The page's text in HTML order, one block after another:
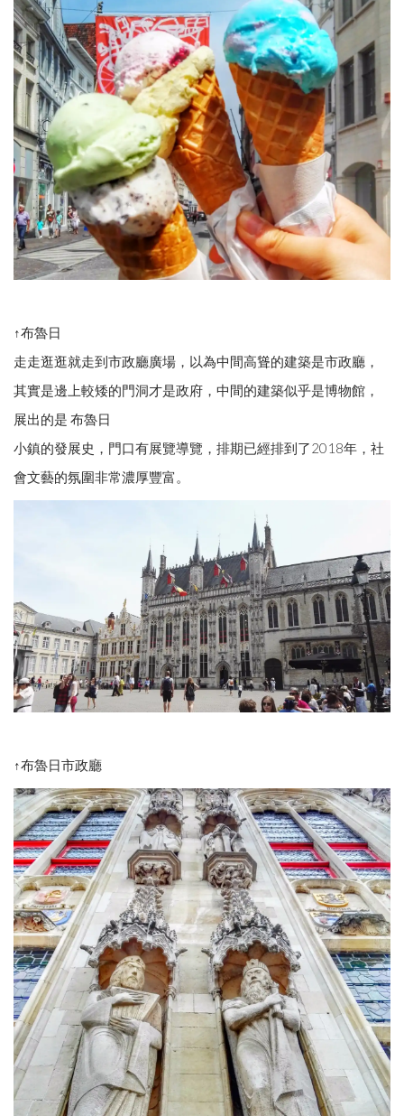
↑布魯日
走走逛逛就走到市政廳廣場，以為中間高聳的建築是市政廳，
其實是邊上較矮的門洞才是政府，中間的建築似乎是博物館，
展出的是 布魯日
小鎮的發展史，門口有展覽導覽，排期已經排到了2018年，社
會文藝的氛圍非常濃厚豐富。
↑布魯日市政廳